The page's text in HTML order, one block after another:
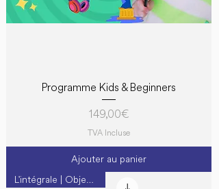
Programme Kids & Beginners
Prix
149,00 €
TVA Incluse
Ajouter au panier
L'intégrale | Objectif C1